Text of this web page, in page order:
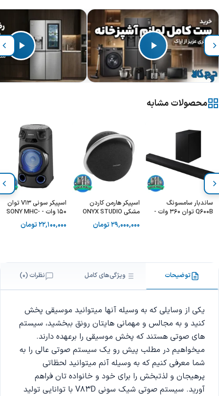
محصولات مشابه
ساندبار سامسونگ
Q600B توان 360 وات -
اسپیکر هارمن کاردن
مشکی ONYX STUDIO
29,000,000تومان
اسپیکر سونی V13 توان
150 وات - SONY MHC-
22,100,000تومان
توضیحات ویژگی‌های کامل نظرات (0)
یکی از وسایلی که به وسیله آنها میتوانید موسیقی پخش
کنید و به مجالس و مهمانی هایتان رونق ببخشید، سیستم
های صوتی هستند که پخش موسیقی را برعهده دارند.
میخواهیم در مطلب پیش رو یک سیستم صوتی عالی را به
شما معرفی کنیم که به وسیله آنم میتوانید لحظاتی
پرهیجان و لذتبخش را برای خود و خانواده تان فراهم
آورید. سیستم صوتی شیک سونی V83D با توانایی تولید